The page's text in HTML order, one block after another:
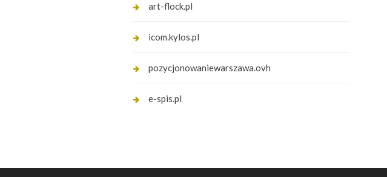
art-flock.pl
icom.kylos.pl
pozycjonowaniewarszawa.ovh
e-spis.pl